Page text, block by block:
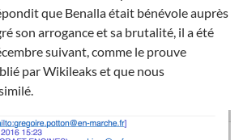
que Benalla était bénévole auprès
son arrogance et sa brutalité, il a été
suivant, comme le prouve
par Wikileaks et que nous